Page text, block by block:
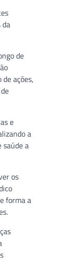
da
de
ações,
e
a
saúde a
os
forma a